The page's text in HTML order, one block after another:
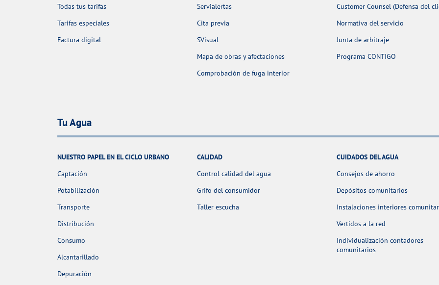
Todas tus tarifas
Tarifas especiales
Factura digital
Servialertas
Cita previa
SVisual
Mapa de obras y afectaciones
Comprobación de fuga interior
Customer Counsel (Defensa del
Normativa del servicio
Junta de arbitraje
Programa CONTIGO
Tu Agua
NUESTRO PAPEL EN EL CICLO URBANO
Captación
Potabilización
Transporte
Distribución
Consumo
Alcantarillado
Depuración
CALIDAD
Control calidad del agua
Grifo del consumidor
Taller escucha
CUIDADOS DEL AGUA
Consejos de ahorro
Depósitos comunitarios
Instalaciones interiores
Vertidos a la red
Individualización contadores
comunitarios